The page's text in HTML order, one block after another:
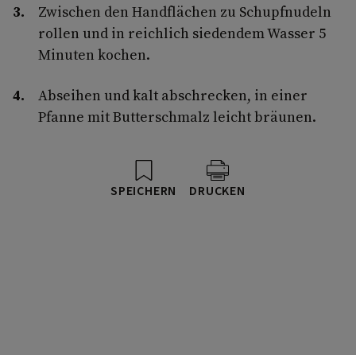
Zwischen den Handflächen zu Schupfnudeln
rollen und in reichlich siedendem Wasser 5
Minuten kochen.
Abseihen und kalt abschrecken, in einer
Pfanne mit Butterschmalz leicht bräunen.
SPEICHERN DRUCKEN